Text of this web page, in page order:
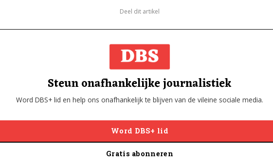
Deel dit artikel
Steun onafhankelijke journalistiek
Word DBS+ lid en help ons onafhankelijk te blijven van de vileine sociale media.
Word DBS+ lid
Gratis abonneren